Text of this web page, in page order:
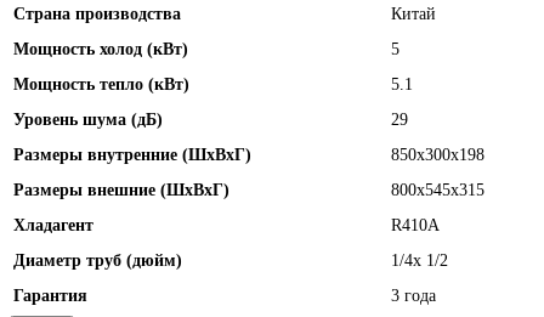
Страна производства
Китай
Мощность холод (кВт)
5
Мощность тепло (кВт)
5.1
Уровень шума (дБ)
29
Размеры внутренние (ШхВхГ)
850x300x198
Размеры внешние (ШхВхГ)
800x545x315
Хладагент
R410A
Диаметр труб (дюйм)
1/4x 1/2
Гарантия
3 года